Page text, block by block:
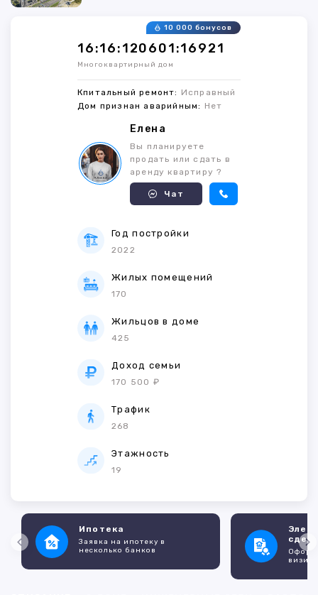
16:16:120601:16921
10 000 бонусов
Многоквартирный дом
Кпитальный ремонт: Исправный
Дом признан аварийным: Нет
Елена
Вы планируете
продать или сдать в
аренду квартиру ?
Чат
Год постройки
2022
Жилых помещений
170
Жильцов в доме
425
Доход семьи
170 500 ₽
Трафик
268
Этажность
19
Ипотека
Заявка на ипотеку в
несколько банков